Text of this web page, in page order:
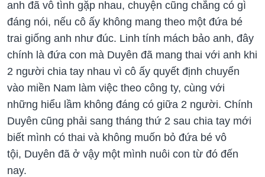
anh đã vô tình gặp nhau, chuyện cũng chẳng có gì
đáng nói, nếu cô ấy không mang theo một đứa bé
trai giống anh như đúc. Linh tính mách bảo anh, đây
chính là đứa con mà Duyên đã mang thai với anh khi
2 người chia tay nhau vì cô ấy quyết định chuyển
vào miền Nam làm việc theo công ty, cùng với
những hiểu lầm không đáng có giữa 2 người. Chính
Duyên cũng phải sang tháng thứ 2 sau chia tay mới
biết mình có thai và không muốn bỏ đứa bé vô
tội, Duyên đã ở vậy một mình nuôi con từ đó đến
nay.